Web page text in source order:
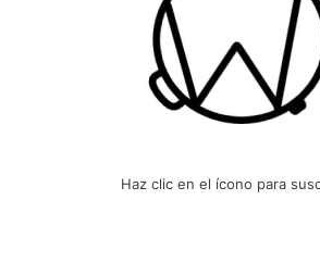
Haz clic en el ícono para